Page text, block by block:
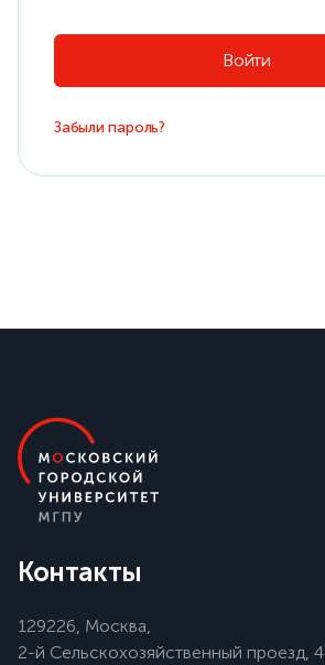
Забыли пароль?
Контакты
129226, Москва,
2-й Сельскохозяйственный проезд, 4